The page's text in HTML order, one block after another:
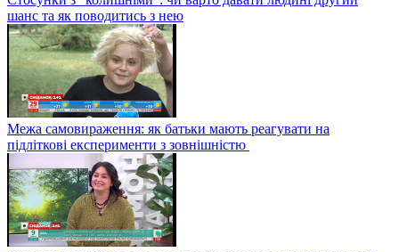
Стосунки з “колишніми”: чи варто давати людині другий
шанс та як поводитись з нею
Межа самовираження: як батьки мають реагувати на
підліткові експерименти з зовнішністю